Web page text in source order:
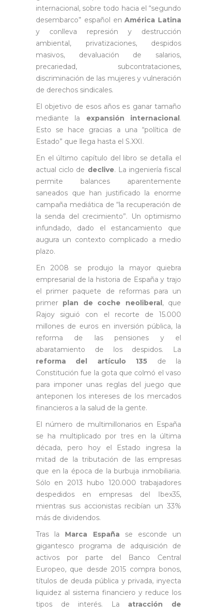
internacional, sobre todo hacia el “segundo
desembarco” español enAmérica Latina
y conlleva represión y destrucción
ambiental, privatizaciones, despidos
masivos, devaluación de salarios,
precariedad, subcontrataciones,
discriminación de las mujeres y vulneración
de derechos sindicales.
El objetivo de esos años es ganar tamaño
mediante la expansión internacional.
Esto se hace gracias a una “política de
Estado” que llega hasta el S.XXI.
En el último capítulo del libro se detalla el
actual ciclo de declive. La ingeniería fiscal
permite balances aparentemente
saneados que han justificado la enorme
campaña mediática de “la recuperación de
la senda del crecimiento”. Un optimismo
infundado, dado el estancamiento que
augura un contexto complicado a medio
plazo.
En 2008 se produjo la mayor quiebra
empresarial de la historia de España y trajo
el primer paquete de reformas para un
primer plan de coche neoliberal, que
Rajoy siguió con el recorte de 15.000
millones de euros en inversión pública, la
reforma de las pensiones y el
abaratamiento de los despidos. La
reforma del artículo 135 de la
Constitución fue la gota que colmó el vaso
para imponer unas reglas del juego que
anteponen los intereses de los mercados
financieros a la salud de la gente.
El número de multimillonarios en España
se ha multiplicado por tres en la última
década, pero hoy el Estado ingresa la
mitad de la tributación de las empresas
que en la época de la burbuja inmobiliaria.
Sólo en 2013 hubo 120.000 trabajadores
despedidos en empresas del Ibex35,
mientras sus accionistas recibían un 33%
más de dividendos.
Tras la Marca Españase esconde un
gigantesco programa de adquisición de
activos por parte del Banco Central
Europeo, que desde 2015 compra bonos,
títulos de deuda pública y privada, inyecta
liquidez al sistema financiero y reduce los
tipos de interés. La atracción de